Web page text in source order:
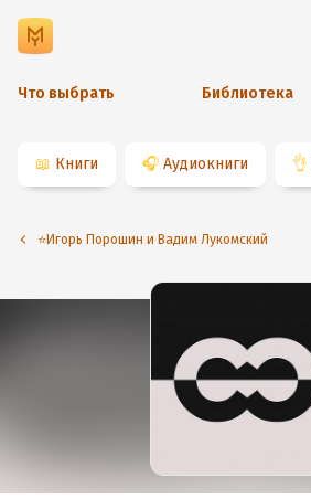
Что выбрать Библиотека
📖 Книги 🎧 Аудиокниги 👌
⭐️Игорь Порошин и Вадим Лукомский